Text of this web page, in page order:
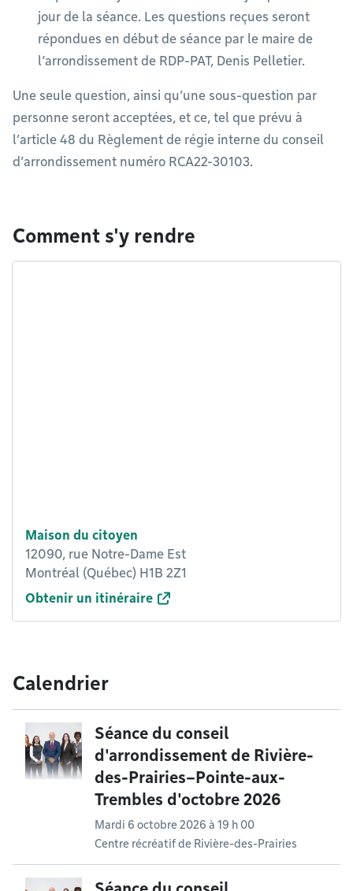
jour de la séance. Les questions reçues seront
répondues en début de séance par le maire de
l’arrondissement de RDP-PAT, Denis Pelletier.
Une seule question, ainsi qu’une sous-question par
personne seront acceptées, et ce, tel que prévu à
l’article 48 du Règlement de régie interne du conseil
d’arrondissement numéro RCA22-30103.
Comment s'y rendre
Maison du citoyen
12090, rue Notre-Dame Est
Montréal (Québec) H1B 2Z1
Obtenir un itinéraire
Calendrier
Séance du conseil
d'arrondissement de Rivière-
des-Prairies–Pointe-aux-
Trembles d'octobre 2026
Mardi 6 octobre 2026 à 19 h 00
Centre récréatif de Rivière-des-Prairies